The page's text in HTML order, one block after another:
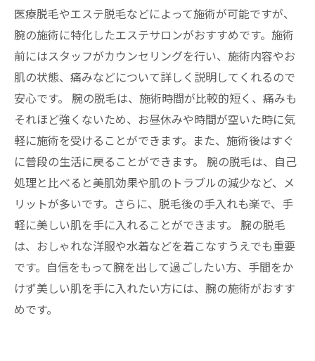
医療脱毛やエステ脱毛などによって施術が可能ですが、
腕の施術に特化したエステサロンがおすすめです。施術
前にはスタッフがカウンセリングを行い、施術内容やお
肌の状態、痛みなどについて詳しく説明してくれるので
安心です。 腕の脱毛は、施術時間が比較的短く、痛みも
それほど強くないため、お昼休みや時間が空いた時に気
軽に施術を受けることができます。また、施術後はすぐ
に普段の生活に戻ることができます。 腕の脱毛は、自己
処理と比べると美肌効果や肌のトラブルの減少など、メ
リットが多いです。さらに、脱毛後の手入れも楽で、手
軽に美しい肌を手に入れることができます。 腕の脱毛
は、おしゃれな洋服や水着などを着こなすうえでも重要
です。自信をもって腕を出して過ごしたい方、手間をか
けず美しい肌を手に入れたい方には、腕の施術がおすす
めです。